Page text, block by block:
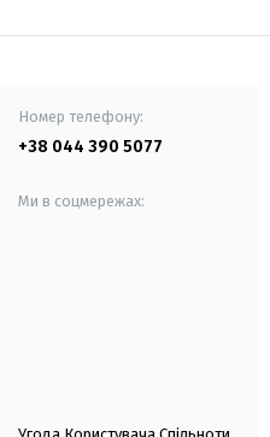
Номер телефону:
+38 044 390 5077
Ми в соцмережах:
Угода Користувача Спільноти